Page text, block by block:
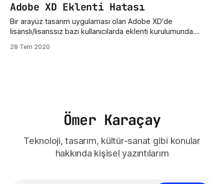
Adobe XD Eklenti Hatası
Bir arayüz tasarım uygulaması olan Adobe XD'de
lisanslı/lisanssız bazı kullanıcılarda eklenti kurulumunda
plugins) mevcut. Bunun sebebi Adobe Master Collection'a
28 Tem 2020
Ömer Karaçay
Teknoloji, tasarım, kültür-sanat gibi konular
hakkında kişisel yazıntılarım